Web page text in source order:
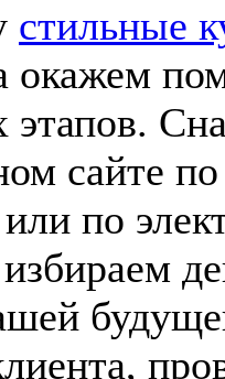
стильные
окажем
этапов.
сайте
по